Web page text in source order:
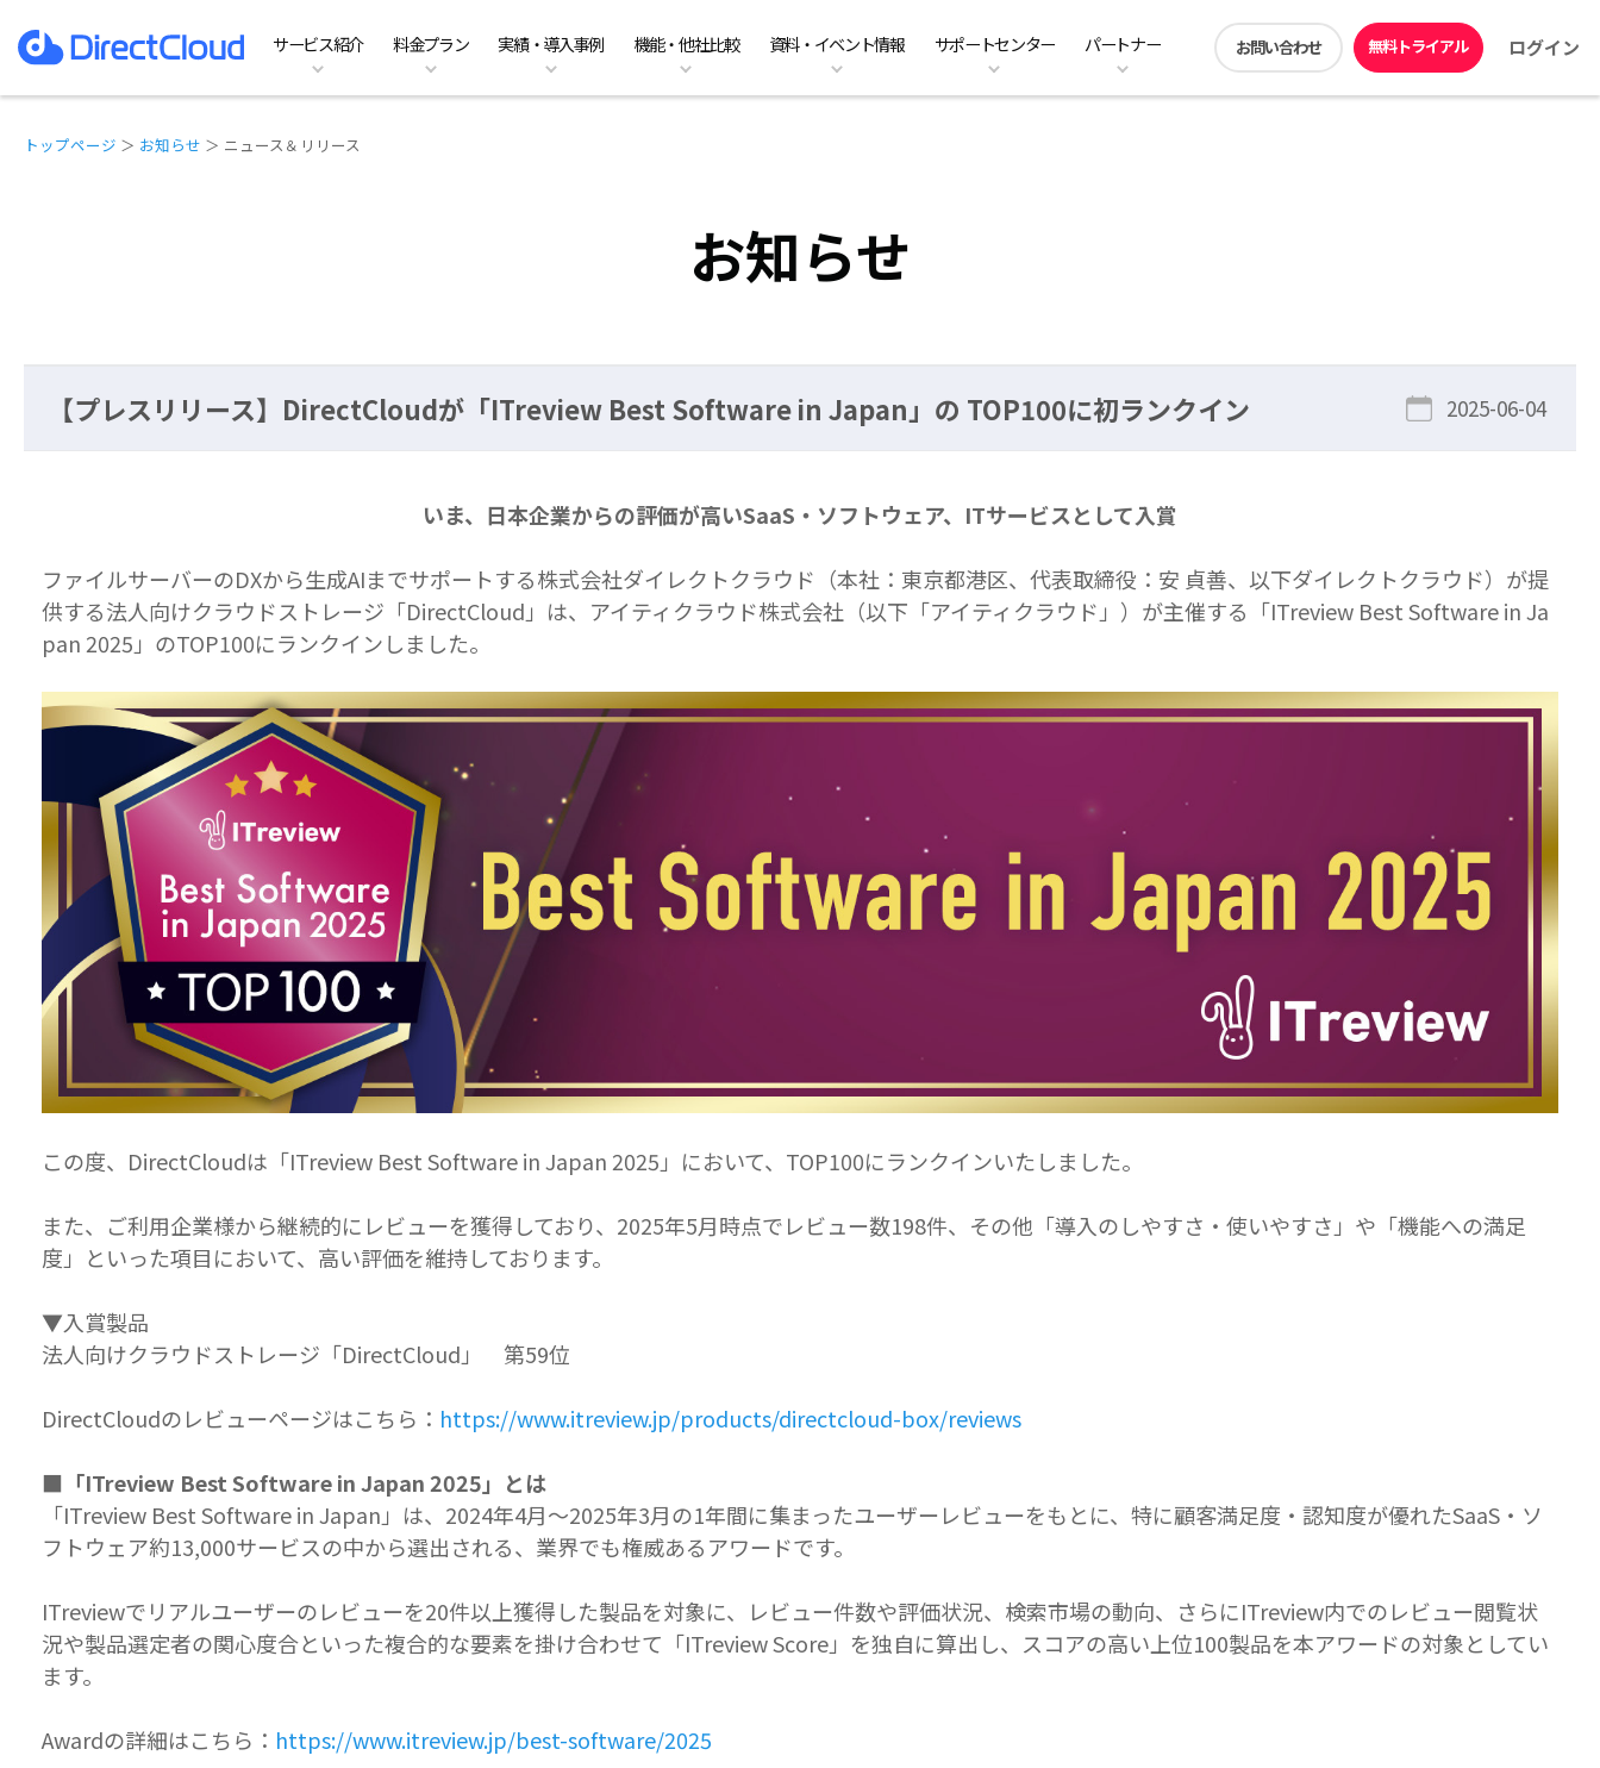
サービス紹介 料金プラン 実績・導入事例 機能・他社比較 資料・イベント情報 サポートセンター パートナー お問い合わせ 無料トライアル ログイン
ファイルサーバーのDX ファイルサーバーのクラウド移行 ファイル共有・コラボレーション DirectCloud ドライブ
料金プラン Team Business 料金プラン DirectCloud AIの料金プラン ストレージ階層化の料金プラン
実績 導入事例 利用シーン
特徴 管理者機能 ユーザー機能
お役立ち資料一覧 イベント情報 キャンペーン案内 動画コンテンツ
ホーム よくあるご質問 PDFマニュアル アプリダウンロード
販売パートナーのご紹介 販売パートナー募集
トップページ ＞ お知らせ ＞ ニュース＆リリース
お知らせ
【プレスリリース】DirectCloudが「ITreview Best Software in Japan」の TOP100に初ランクイン 2025-06-04
いま、日本企業からの評価が高いSaaS・ソフトウェア、ITサービスとして入賞
ファイルサーバーのDXから生成AIまでサポートする株式会社ダイレクトクラウド（本社：東京都港区、代表取締役：安 貞善、以下ダイレクトクラウド）が提
供する法人向けクラウドストレージ「DirectCloud」は、アイティクラウド株式会社（以下「アイティクラウド」）が主催する「ITreview Best Software in Ja
pan 2025」のTOP100にランクインしました。
この度、DirectCloudは「ITreview Best Software in Japan 2025」において、TOP100にランクインいたしました。
また、ご利用企業様から継続的にレビューを獲得しており、2025年5月時点でレビュー数198件、その他「導入のしやすさ・使いやすさ」や「機能への満足
度」といった項目において、高い評価を維持しております。
▼入賞製品
法人向けクラウドストレージ「DirectCloud」 第59位
DirectCloudのレビューページはこちら： https://www.itreview.jp/products/directcloud-box/reviews
■「ITreview Best Software in Japan 2025」とは
「ITreview Best Software in Japan」は、2024年4月〜2025年3月の1年間に集まったユーザーレビューをもとに、特に顧客満足度・認知度が優れたSaaS・ソ
フトウェア約13,000サービスの中から選出される、業界でも権威あるアワードです。
ITreviewでリアルユーザーのレビューを20件以上獲得した製品を対象に、レビュー件数や評価状況、検索市場の動向、さらにITreview内でのレビュー閲覧状
況や製品選定者の関心度合といった複合的な要素を掛け合わせて「ITreview Score」を独自に算出し、スコアの高い上位100製品を本アワードの対象としてい
ます。
Awardの詳細はこちら： https://www.itreview.jp/best-software/2025